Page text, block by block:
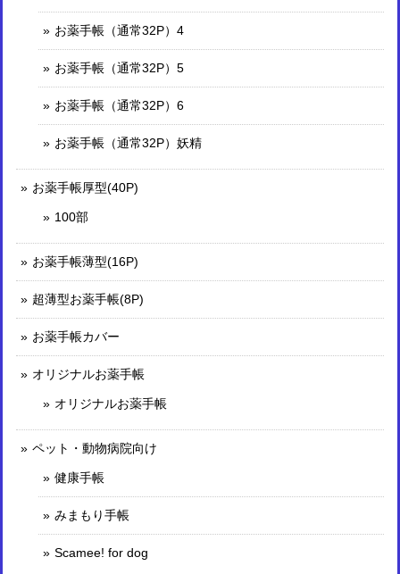
お薬手帳（通常32P）4
お薬手帳（通常32P）5
お薬手帳（通常32P）6
お薬手帳（通常32P）妖精
お薬手帳厚型(40P)
100部
お薬手帳薄型(16P)
超薄型お薬手帳(8P)
お薬手帳カバー
オリジナルお薬手帳
オリジナルお薬手帳
ペット・動物病院向け
健康手帳
みまもり手帳
Scamee! for dog